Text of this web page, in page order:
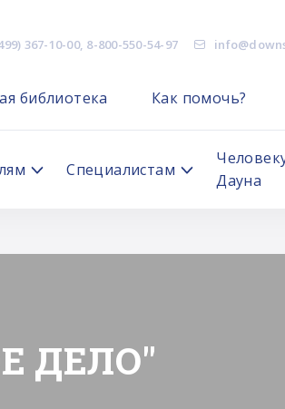
367-10-00, 8-800-550-54-97
библиотека Как помочь?
Специалистам
Дауна
ДЕЛО"